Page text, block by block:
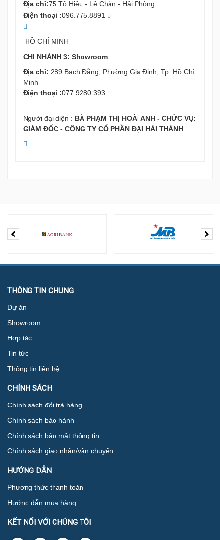
Địa chỉ:75 Tô Hiệu - Lê Chân - Hải Phòng
Điện thoại :096.775.8891
HỒ CHÍ MINH
CHI NHÁNH 3: Showroom
Địa chỉ: 289 Bạch Đằng, Phường Gia Định, Tp. Hồ Chí
Minh
Điện thoại :077 9280 393
Người đại diện : BÀ PHẠM THỊ HOÀI ANH - CHỨC VỤ:
GIÁM ĐỐC - CÔNG TY CỔ PHẦN ĐẠI HẢI THÀNH
THÔNG TIN CHUNG
Dự án
Showroom
Hợp tác
Tin tức
Thông tin liên hệ
CHÍNH SÁCH
Chính sách đổi trả hàng
Chính sách bảo hành
Chính sách bảo mật thông tin
Chính sách giao nhận/vận chuyển
HƯỚNG DẪN
Phương thức thanh toán
Hướng dẫn mua hàng
KẾT NỐI VỚI CHÚNG TÔI